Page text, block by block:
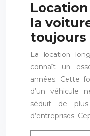
la
toujours
La location
connaît un
années. Cette
d’un véhicule
séduit de
d’entreprises.